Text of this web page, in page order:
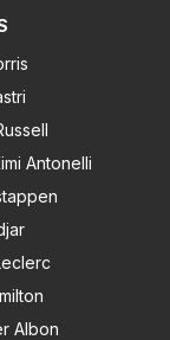
zeggen da
wil want
makkelijker
geen
met deze "tr
en wat hij
overal even g
Antonelli
Albon